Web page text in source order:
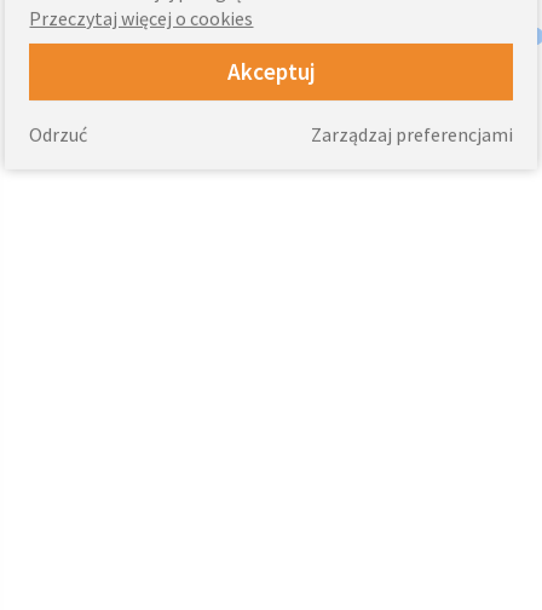
Przeczytaj więcej o cookies
Akceptuj
Zarządzaj preferencjami
Odrzuć